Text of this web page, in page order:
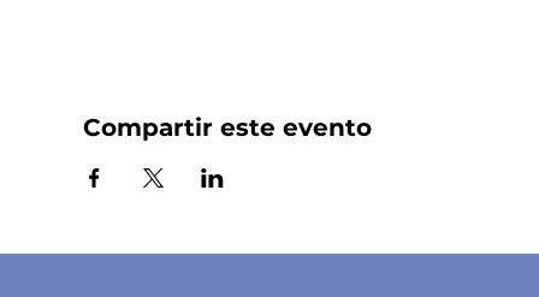
Compartir este evento